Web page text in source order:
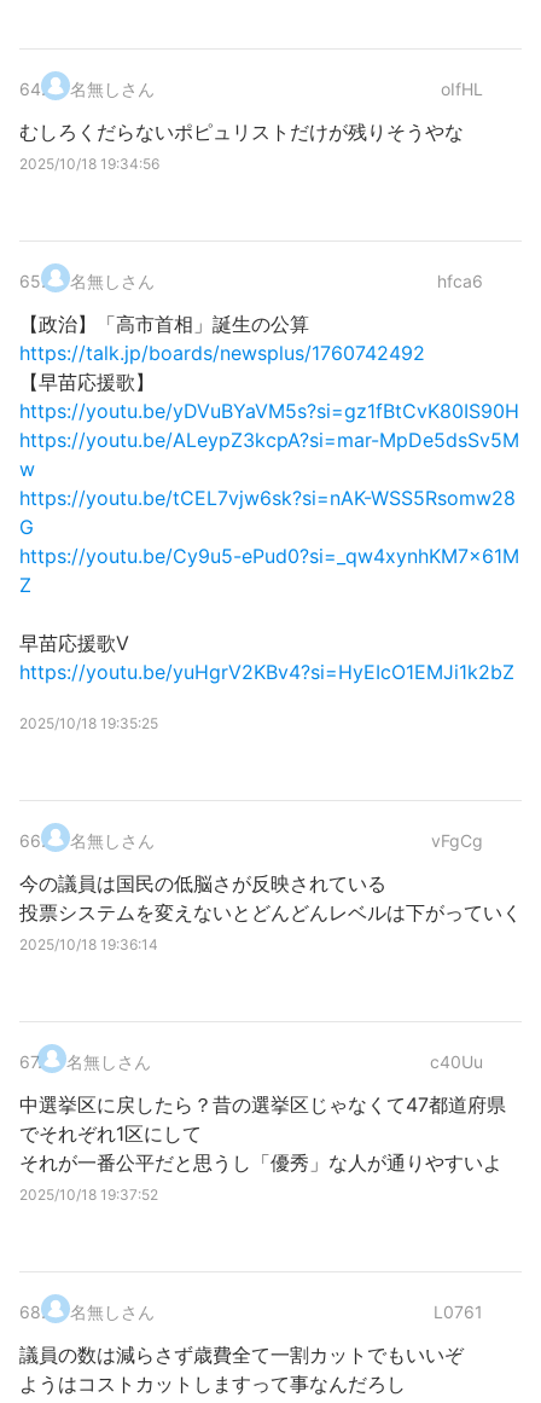
64. 名無しさん oIfHL
むしろくだらないポピュリストだけが残りそうやな
2025/10/18 19:34:56
65. 名無しさん hfca6
【政治】「高市首相」誕生の公算
https://talk.jp/boards/newsplus/1760742492
【早苗応援歌】
https://youtu.be/yDVuBYaVM5s?si=gz1fBtCvK80IS90H
https://youtu.be/ALeypZ3kcpA?si=mar-MpDe5dsSv5M
w
https://youtu.be/tCEL7vjw6sk?si=nAK-WSS5Rsomw28
G
https://youtu.be/Cy9u5-ePud0?si=_qw4xynhKM7x61M
Z
早苗応援歌Ⅴ
https://youtu.be/yuHgrV2KBv4?si=HyEIcO1EMJi1k2bZ
2025/10/18 19:35:25
66. 名無しさん vFgCg
今の議員は国民の低脳さが反映されている
投票システムを変えないとどんどんレベルは下がっていく
2025/10/18 19:36:14
67. 名無しさん c40Uu
中選挙区に戻したら？昔の選挙区じゃなくて47都道府県
でそれぞれ1区にして
それが一番公平だと思うし「優秀」な人が通りやすいよ
2025/10/18 19:37:52
68. 名無しさん L0761
議員の数は減らさず歳費全て一割カットでもいいぞ
ようはコストカットしますって事なんだろし